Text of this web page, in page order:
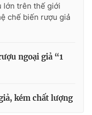
lớn trên thế giới
chế biến rượu giả
ngoại giả “1
kém chất lượng